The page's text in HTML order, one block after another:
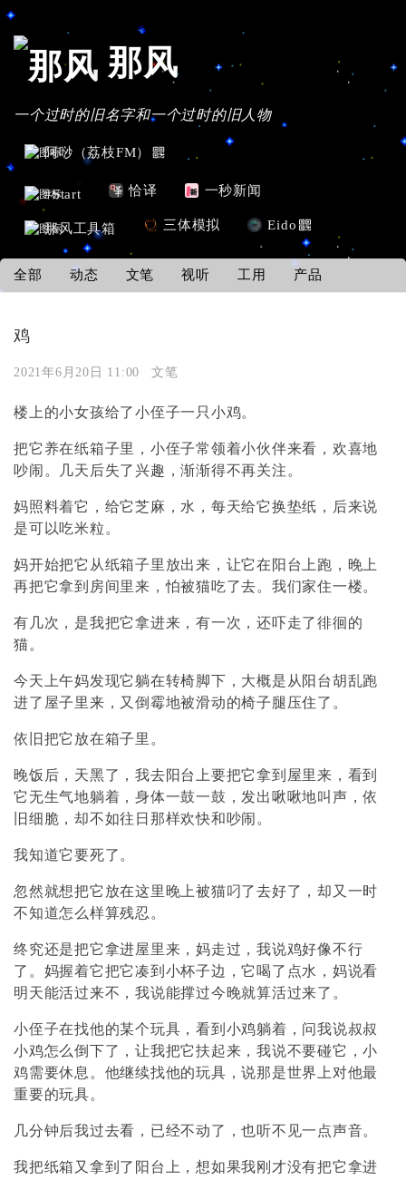
那风
一个过时的旧名字和一个过时的旧人物
阿唦（荔枝FM）
#Start 恰译 一秒新闻
那风工具箱 三体模拟 Eido
全部 动态 文笔 视听 工用 产品
鸡
2021年6月20日 11:00 文笔
楼上的小女孩给了小侄子一只小鸡。
把它养在纸箱子里，小侄子常领着小伙伴来看，欢喜地
吵闹。几天后失了兴趣，渐渐得不再关注。
妈照料着它，给它芝麻，水，每天给它换垫纸，后来说
是可以吃米粒。
妈开始把它从纸箱子里放出来，让它在阳台上跑，晚上
再把它拿到房间里来，怕被猫吃了去。我们家住一楼。
有几次，是我把它拿进来，有一次，还吓走了徘徊的
猫。
今天上午妈发现它躺在转椅脚下，大概是从阳台胡乱跑
进了屋子里来，又倒霉地被滑动的椅子腿压住了。
依旧把它放在箱子里。
晚饭后，天黑了，我去阳台上要把它拿到屋里来，看到
它无生气地躺着，身体一鼓一鼓，发出啾啾地叫声，依
旧细脆，却不如往日那样欢快和吵闹。
我知道它要死了。
忽然就想把它放在这里晚上被猫叼了去好了，却又一时
不知道怎么样算残忍。
终究还是把它拿进屋里来，妈走过，我说鸡好像不行
了。妈握着它把它凑到小杯子边，它喝了点水，妈说看
明天能活过来不，我说能撑过今晚就算活过来了。
小侄子在找他的某个玩具，看到小鸡躺着，问我说叔叔
小鸡怎么倒下了，让我把它扶起来，我说不要碰它，小
鸡需要休息。他继续找他的玩具，说那是世界上对他最
重要的玩具。
几分钟后我过去看，已经不动了，也听不见一点声音。
我把纸箱又拿到了阳台上，想如果我刚才没有把它拿进